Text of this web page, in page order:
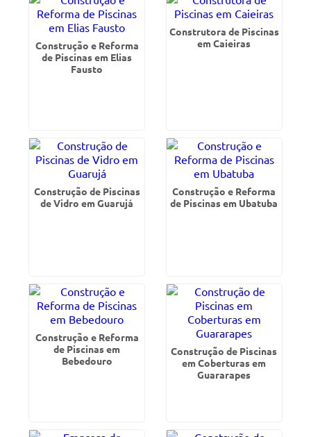
Construção e Reforma
de Piscinas em Elias
Fausto
Construtora de Piscinas
em Caieiras
Construção de Piscinas
de Vidro em Guarujá
Construção e Reforma
de Piscinas em Ubatuba
Construção e Reforma
de Piscinas em
Bebedouro
Construção de Piscinas
em Coberturas em
Guararapes